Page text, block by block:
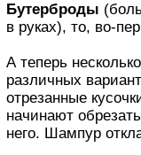
Бутерброды
в руках), то, во-
А теперь
различных
отрезанные
начинают
него. Шампур